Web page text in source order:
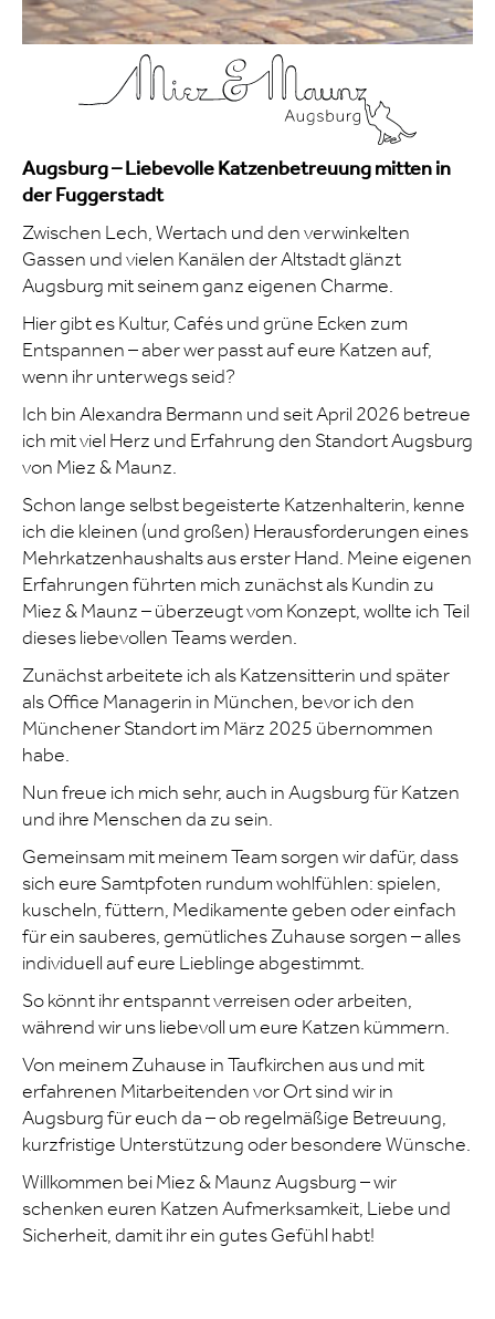
Augsburg – Liebevolle Katzenbetreuung mitten in
der Fuggerstadt
Zwischen Lech, Wertach und den verwinkelten
Gassen und vielen Kanälen der Altstadt glänzt
Augsburg mit seinem ganz eigenen Charme.
Hier gibt es Kultur, Cafés und grüne Ecken zum
Entspannen – aber wer passt auf eure Katzen auf,
wenn ihr unterwegs seid?
Ich bin Alexandra Bermann und seit April 2026 betreue
ich mit viel Herz und Erfahrung den Standort Augsburg
von Miez & Maunz.
Schon lange selbst begeisterte Katzenhalterin, kenne
ich die kleinen (und großen) Herausforderungen eines
Mehrkatzenhaushalts aus erster Hand. Meine eigenen
Erfahrungen führten mich zunächst als Kundin zu
Miez & Maunz – überzeugt vom Konzept, wollte ich Teil
dieses liebevollen Teams werden.
Zunächst arbeitete ich als Katzensitterin und später
als Office Managerin in München, bevor ich den
Münchener Standort im März 2025 übernommen
habe.
Nun freue ich mich sehr, auch in Augsburg für Katzen
und ihre Menschen da zu sein.
Gemeinsam mit meinem Team sorgen wir dafür, dass
sich eure Samtpfoten rundum wohlfühlen: spielen,
kuscheln, füttern, Medikamente geben oder einfach
für ein sauberes, gemütliches Zuhause sorgen – alles
individuell auf eure Lieblinge abgestimmt.
So könnt ihr entspannt verreisen oder arbeiten,
während wir uns liebevoll um eure Katzen kümmern.
Von meinem Zuhause in Taufkirchen aus und mit
erfahrenen Mitarbeitenden vor Ort sind wir in
Augsburg für euch da – ob regelmäßige Betreuung,
kurzfristige Unterstützung oder besondere Wünsche.
Willkommen bei Miez & Maunz Augsburg – wir
schenken euren Katzen Aufmerksamkeit, Liebe und
Sicherheit, damit ihr ein gutes Gefühl habt!